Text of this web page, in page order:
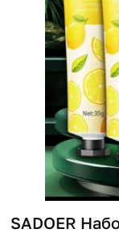
SADOER
Избранное
История
Помощь
Способы
Способы оплаты